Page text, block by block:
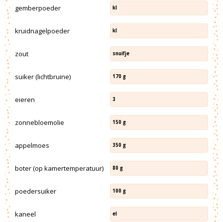
gemberpoeder kl
kruidnagelpoeder kl
zout snuifje
suiker (lichtbruine) 170 g
eieren 3
zonnebloemolie 150 g
appelmoes 350 g
boter (op kamertemperatuur) 80 g
poedersuiker 100 g
kaneel el